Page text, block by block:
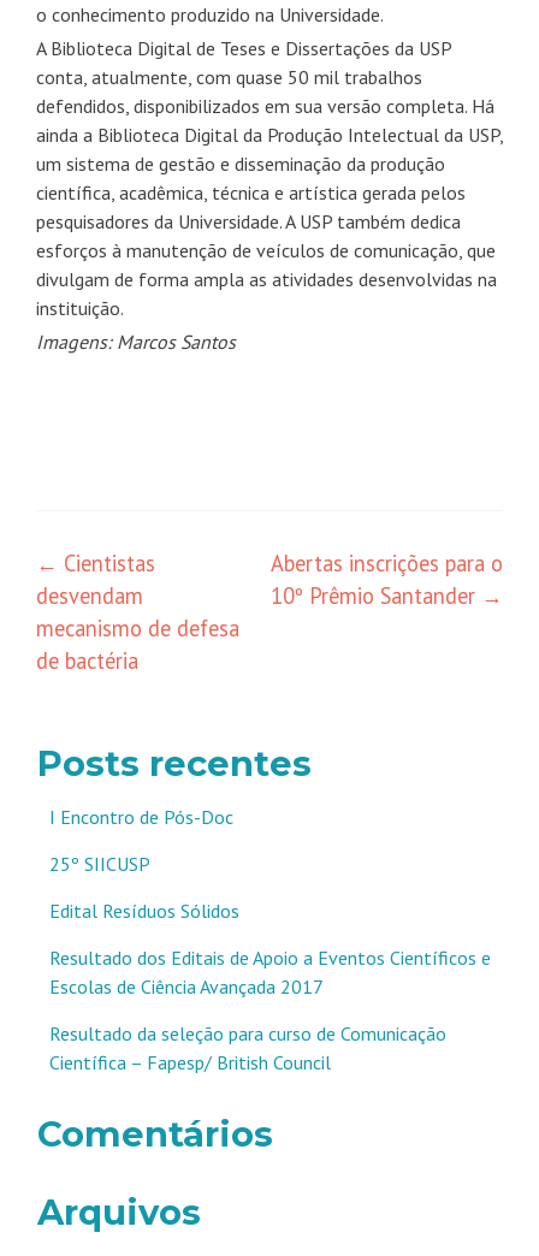
o conhecimento produzido na Universidade.
A Biblioteca Digital de Teses e Dissertações da USP
conta, atualmente, com quase 50 mil trabalhos
defendidos, disponibilizados em sua versão completa. Há
ainda a Biblioteca Digital da Produção Intelectual da USP,
um sistema de gestão e disseminação da produção
científica, acadêmica, técnica e artística gerada pelos
pesquisadores da Universidade. A USP também dedica
esforços à manutenção de veículos de comunicação, que
divulgam de forma ampla as atividades desenvolvidas na
instituição.
Imagens: Marcos Santos
Navegação
de
posts
← Cientistas
desvendam
mecanismo de defesa
de bactéria
Abertas inscrições para o
10º Prêmio Santander →
Posts recentes
I Encontro de Pós-Doc
25º SIICUSP
Edital Resíduos Sólidos
Resultado dos Editais de Apoio a Eventos Científicos e
Escolas de Ciência Avançada 2017
Resultado da seleção para curso de Comunicação
Científica – Fapesp/ British Council
Comentários
Arquivos